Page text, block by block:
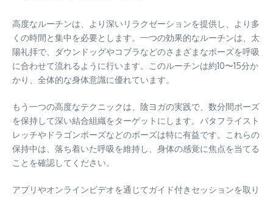
高度なルーチンは、より深いリラクゼーションを提供し、より多
くの時間と集中を必要とします。一つの効果的なルーチンは、太
陽礼拝で、ダウンドッグやコブラなどのさまざまなポーズを呼吸
に合わせて流れるように行います。このルーチンは約10〜15分か
かり、全体的な身体意識に優れています。
もう一つの高度なテクニックは、陰ヨガの実践で、数分間ポーズ
を保持して深い結合組織をターゲットにします。バタフライスト
レッチやドラゴンポーズなどのポーズは特に有益です。これらの
保持中は、落ち着いた呼吸を維持し、身体の感覚に焦点を当てる
ことを確認してください。
アプリやオンラインビデオを通じてガイド付きセッションを取り